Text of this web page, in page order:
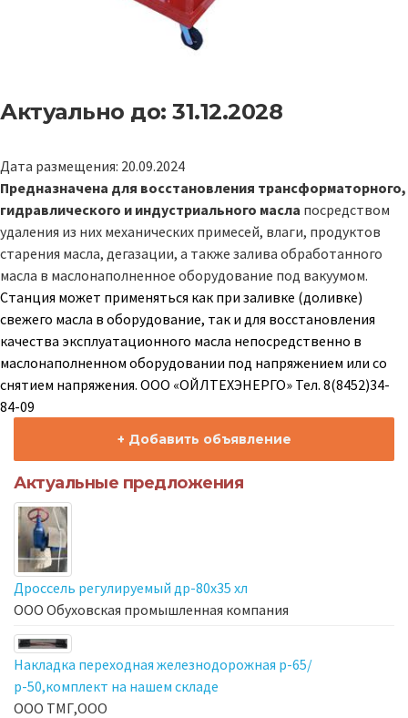
Актуально до: 31.12.2028
Дата размещения: 20.09.2024
Предназначена для восстановления трансформаторного,
гидравлического и индустриального масла посредством
удаления из них механических примесей, влаги, продуктов
старения масла, дегазации, а также залива обработанного
масла в маслонаполненное оборудование под вакуумом.
Станция может применяться как при заливке (доливке)
свежего масла в оборудование, так и для восстановления
качества эксплуатационного масла непосредственно в
маслонаполненном оборудовании под напряжением или со
снятием напряжения. ООО «ОЙЛТЕХЭНЕРГО» Тел. 8(8452)34-
84-09
+ Добавить объявление
Актуальные предложения
Дроссель регулируемый др-80х35 хл
ООО Обуховская промышленная компания
Накладка переходная железнодорожная р-65/
р-50,комплект на нашем складе
ООО ТМГ,ООО